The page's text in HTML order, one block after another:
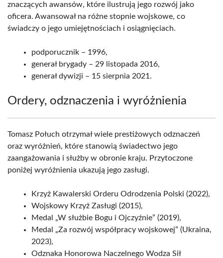
znaczących awansów, które ilustrują jego rozwój jako
oficera. Awansował na różne stopnie wojskowe, co
świadczy o jego umiejętnościach i osiągnięciach.
podporucznik – 1996,
generał brygady – 29 listopada 2016,
generał dywizji – 15 sierpnia 2021.
Ordery, odznaczenia i wyróżnienia
Tomasz Połuch otrzymał wiele prestiżowych odznaczeń
oraz wyróżnień, które stanowią świadectwo jego
zaangażowania i służby w obronie kraju. Przytoczone
poniżej wyróżnienia ukazują jego zasługi.
Krzyż Kawalerski Orderu Odrodzenia Polski (2022),
Wojskowy Krzyż Zasługi (2015),
Medal „W służbie Bogu i Ojczyźnie” (2019),
Medal „Za rozwój współpracy wojskowej” (Ukraina,
2023),
Odznaka Honorowa Naczelnego Wodza Sił